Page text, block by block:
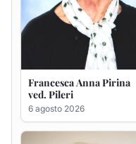
Maria Teresa Floris ved.